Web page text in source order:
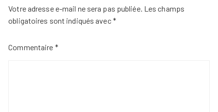
Votre adresse e-mail ne sera pas publiée. Les champs
obligatoires sont indiqués avec*
Commentaire *